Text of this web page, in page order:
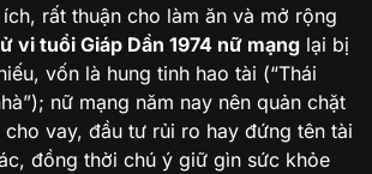
rất thuận cho làm ăn và mở rộng
vi tuổi Giáp Dần 1974 nữ mạng lại bị
vốn là hung tinh hao tài (“Thái
nữ mạng năm nay nên quản chặt
cho vay, đầu tư rủi ro hay đứng tên tài
đồng thời chú ý giữ gìn sức khỏe